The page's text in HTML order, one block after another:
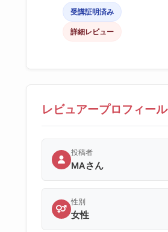
受講証明済み
詳細レビュー
レビュアープロフィール
投稿者
MAさん
性別
女性